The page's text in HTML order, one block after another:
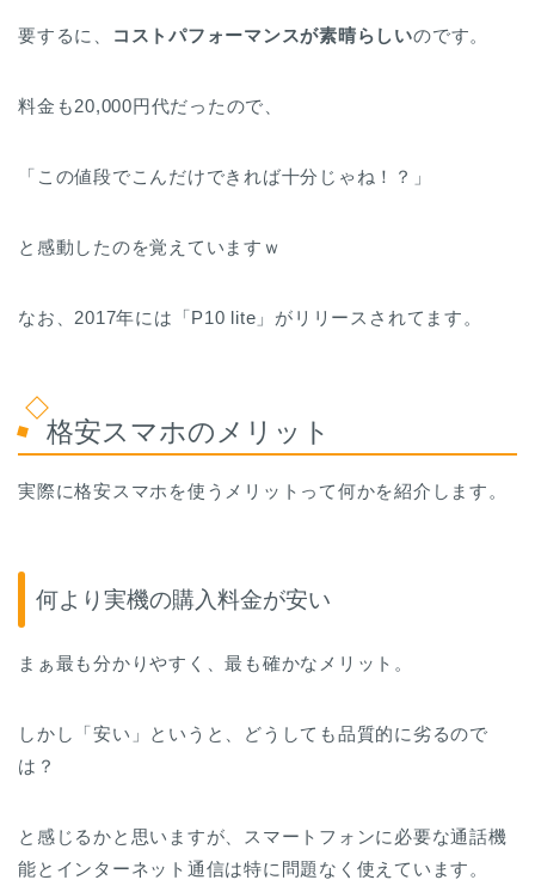
要するに、 コストパフォーマンスが素晴らしいのです。
料金も20,000円代だったので、
「この値段でこんだけできれば十分じゃね！？」
と感動したのを覚えていますｗ
なお、2017年には「P10 lite」がリリースされてます。
格安スマホのメリット
実際に格安スマホを使うメリットって何かを紹介します。
何より実機の購入料金が安い
まぁ最も分かりやすく、最も確かなメリット。
しかし「安い」というと、どうしても品質的に劣るので
は？
と感じるかと思いますが、スマートフォンに必要な通話機
能とインターネット通信は特に問題なく使えています。